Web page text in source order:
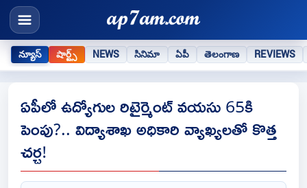
న్యూస్ షార్ట్స్ NEWS సినిమా ఏపీ తెలంగాణ REVIEWS
ఏపీలో ఉద్యోగుల రిటైర్మెంట్ వయసు 65కి
పెంపు?.. విద్యాశాఖ అధికారి వ్యాఖ్యలతో కొత్త
చర్చ!